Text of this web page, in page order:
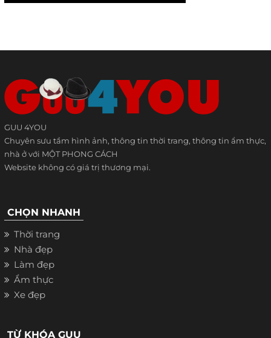
GUU 4YOU
Chuyên sưu tầm hình ảnh, thông tin thời trang, thông tin ẩm thực,
nhà ở với MỘT PHONG CÁCH
Website không có giá trị thương mại.
CHỌN NHANH
Thời trang
Nhà đẹp
Làm đẹp
Ẩm thực
Xe đẹp
TỪ KHÓA GUU